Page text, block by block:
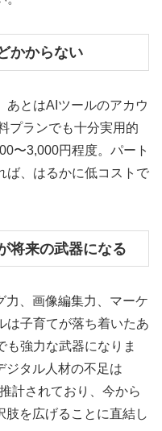
かからない
あとはAIツールのアカウ
プランでも十分実用的
〜3,000円程度。パート
ば、はるかに低コストで
将来の武器になる
力、画像編集力、マーケ
子育てが落ち着いたあ
も強力な武器になりま
ジタル人材の不足は
計されており、今から
肢を広げることに直結し